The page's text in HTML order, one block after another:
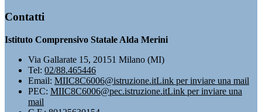
Contatti
Istituto Comprensivo Statale Alda Merini
Via Gallarate 15, 20151 Milano (MI)
Tel: 02/88.465446
Email: MIIC8C6006@istruzione.itLink per inviare una mail
PEC: MIIC8C6006@pec.istruzione.itLink per inviare una
mail